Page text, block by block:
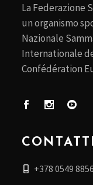
La Federazione
un organismo
Nazionale
Internationale
Confédération
+378 0549